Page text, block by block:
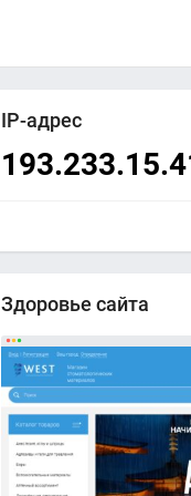
IP-адрес
Здоровье сайта